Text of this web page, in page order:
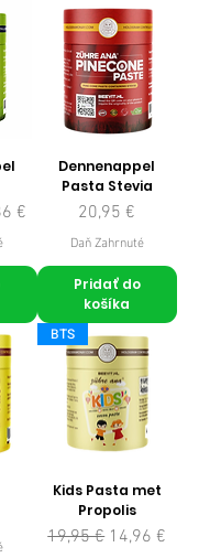
cena
€
Dennenappel
Pasta Stevia
Cena
20,95 €
Daň Zahrnuté
Pridať do
košíka
BTS
Kids Pasta met
Propolis
Normálna cena
19,95 € Zľavnená cena
14,96 €